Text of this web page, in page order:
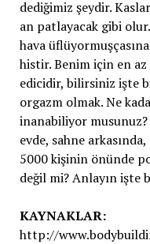
dediğimiz şeydir.
an patlayacak gibi
hava
histir. Benim için en
edicidir, bilirsiniz işte
orgazm olmak. Ne
inanabiliyor
evde, sahne
5000 kişinin önünde
değil mi? Anlayın işte
KAYNAKLAR:
http://